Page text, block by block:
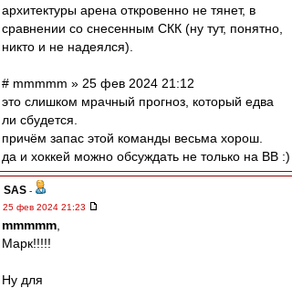
архитектуры арена откровенно не тянет, в
сравнении со снесенным СКК (ну тут, понятно,
никто и не надеялся).
# mmmmm » 25 фев 2024 21:12
это слишком мрачный прогноз, который едва
ли сбудется.
причём запас этой команды весьма хорош.
да и хоккей можно обсуждать не только на ВВ :)
SAS -
25 фев 2024 21:23
mmmmm
Марк!!!!!
Ну для